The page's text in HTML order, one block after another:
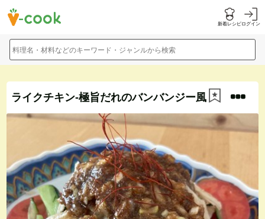
新着レシピログイン
料理名・材料などのキーワード・ジャンルから検索
ライクチキン-極旨だれのバンバンジー風